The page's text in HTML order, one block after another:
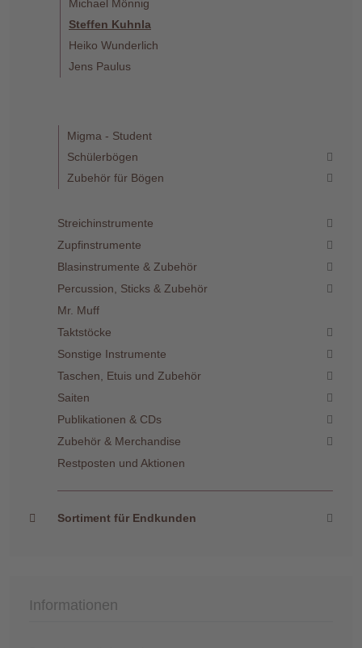
Michael Mönnig
Steffen Kuhnla
Heiko Wunderlich
Jens Paulus
Migma - Student
Schülerbögen
Zubehör für Bögen
Streichinstrumente
Zupfinstrumente
Blasinstrumente & Zubehör
Percussion, Sticks & Zubehör
Mr. Muff
Taktstöcke
Sonstige Instrumente
Taschen, Etuis und Zubehör
Saiten
Publikationen & CDs
Zubehör & Merchandise
Restposten und Aktionen
Sortiment für Endkunden
Informationen